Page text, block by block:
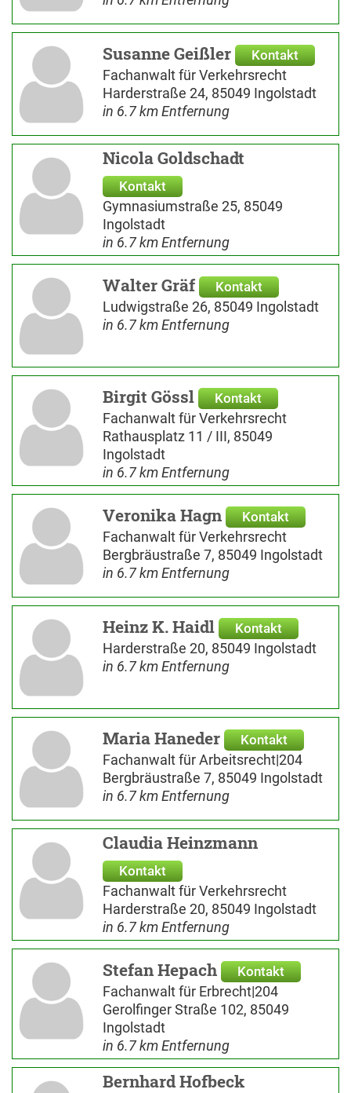
Susanne Geißler Kontakt
Fachanwalt für Verkehrsrecht
Harderstraße 24, 85049 Ingolstadt
in 6.7 km Entfernung
Nicola Goldschadt
Kontakt
Gymnasiumstraße 25, 85049
Ingolstadt
in 6.7 km Entfernung
Walter Gräf Kontakt
Ludwigstraße 26, 85049 Ingolstadt
in 6.7 km Entfernung
Birgit Gössl Kontakt
Fachanwalt für Verkehrsrecht
Rathausplatz 11 / III, 85049
Ingolstadt
in 6.7 km Entfernung
Veronika Hagn Kontakt
Fachanwalt für Verkehrsrecht
Bergbräustraße 7, 85049 Ingolstadt
in 6.7 km Entfernung
Heinz K. Haidl Kontakt
Harderstraße 20, 85049 Ingolstadt
in 6.7 km Entfernung
Maria Haneder Kontakt
Fachanwalt für Arbeitsrecht|204
Bergbräustraße 7, 85049 Ingolstadt
in 6.7 km Entfernung
Claudia Heinzmann
Kontakt
Fachanwalt für Verkehrsrecht
Harderstraße 20, 85049 Ingolstadt
in 6.7 km Entfernung
Stefan Hepach Kontakt
Fachanwalt für Erbrecht|204
Gerolfinger Straße 102, 85049
Ingolstadt
in 6.7 km Entfernung
Bernhard Hofbeck